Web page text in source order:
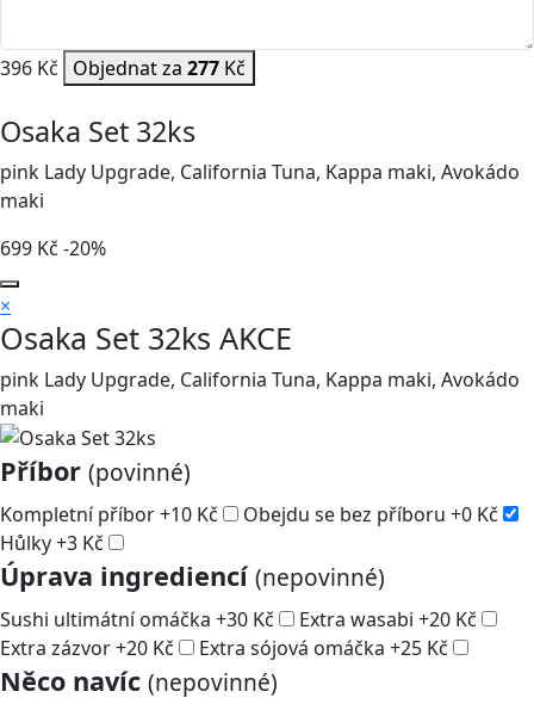
396 Kč Objednat za 277 Kč
Osaka Set 32ks
pink Lady Upgrade, California Tuna, Kappa maki, Avokádo
maki
699 Kč -20%
×
Osaka Set 32ks AKCE
pink Lady Upgrade, California Tuna, Kappa maki, Avokádo
maki
Příbor (povinné)
Kompletní příbor+10 Kč Obejdu se bez příboru +0 Kč
Hůlky+3 Kč
Úprava ingrediencí (nepovinné)
Sushi ultimátní omáčka +30 Kč Extra wasabi +20 Kč
Extra zázvor+20 Kč Extra sójová omáčka +25 Kč
Něco navíc (nepovinné)